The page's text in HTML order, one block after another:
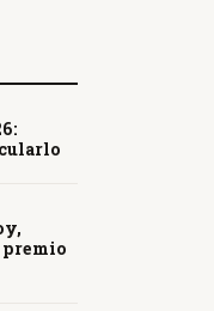
premio